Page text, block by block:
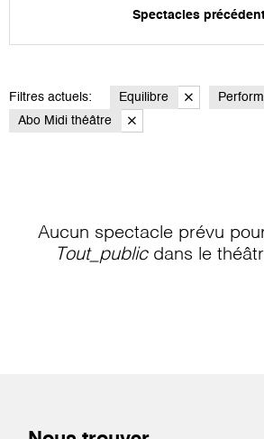
Spectacles
Filtres actuels: Equilibre
Abo Midi théâtre
Aucun spectacle prévu
Tout_publicdans le